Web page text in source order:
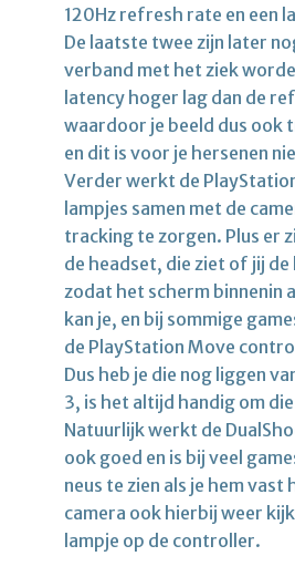
120Hz refresh rate en een
De laatste twee zijn later
verband met het ziek
latency hoger lag dan de
waardoor je beeld dus ook
en dit is voor je hersenen
Verder werkt de
lampjes samen met de
tracking te zorgen. Plus er
de headset, die ziet of jij
zodat het scherm binnenin
kan je, en bij sommige
de PlayStation Move
Dus heb je die nog liggen
3, is het altijd handig om
Natuurlijk werkt de
ook goed en is bij veel
neus te zien als je hem vast
camera ook hierbij weer
lampje op de controller.